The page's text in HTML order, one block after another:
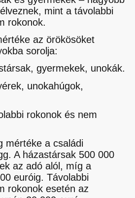
mint a távolabbi
rokonok.
az örökösöket
sorolja:
gyermekek, unokák.
unokahúgok,
rokonok és nem
mértéke a családi
A házastársak 500 000
az adó alól, míg a
euróig. Távolabbi
rokonok esetén az